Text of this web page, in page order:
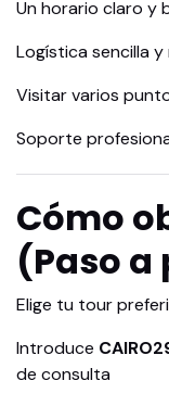
Un horario claro y
Logística sencilla
Visitar varios
Soporte
Cómo
(Paso a
Elige tu tour
Introduce
de consulta